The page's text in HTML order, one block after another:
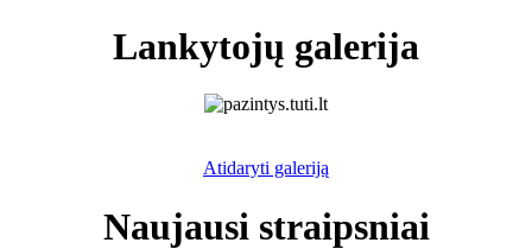
Lankytojų galerija
Atidaryti galeriją
Naujausi straipsniai